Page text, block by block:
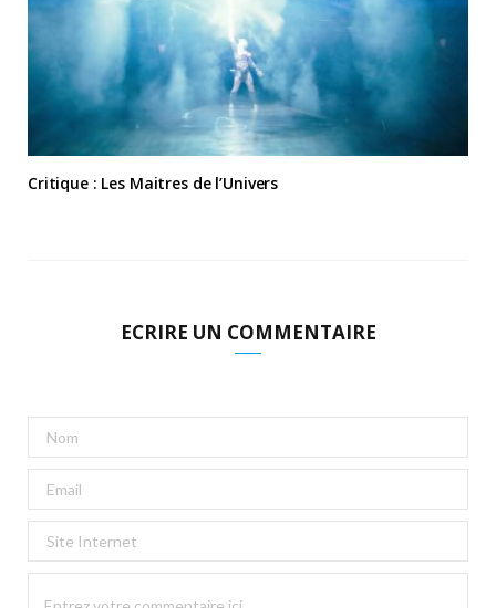
Critique : Les Maitres de l’Univers
ECRIRE UN COMMENTAIRE